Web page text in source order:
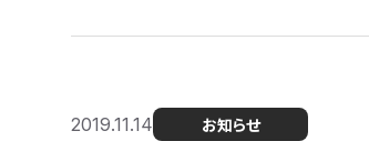
2019.11.14 お知らせ